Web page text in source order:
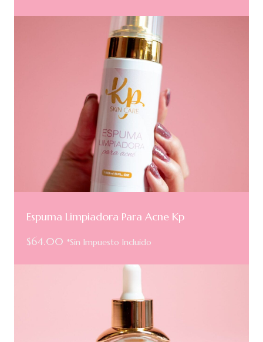
Espuma Limpiadora Para Acne Kp
$64.00 *Sin Impuesto Incluido